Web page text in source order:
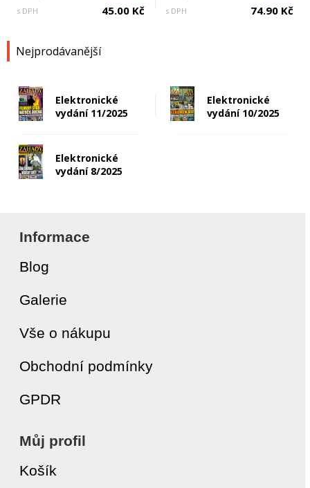
s DPH 45.00 Kč s DPH 74.90 Kč
Nejprodávanější
Elektronické
vydání 11/2025
Elektronické
vydání 10/2025
Elektronické
vydání 8/2025
Informace
Blog
Galerie
Vše o nákupu
Obchodní podmínky
GPDR
Můj profil
Košík